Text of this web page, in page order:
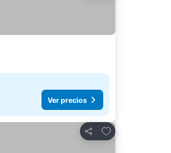
Ver precios
Compartir
Añadir a favoritos